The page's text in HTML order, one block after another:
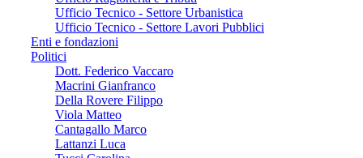
Ufficio Tecnico - Settore Urbanistica
Ufficio Tecnico - Settore Lavori Pubblici
Enti e fondazioni
Politici
Dott. Federico Vaccaro
Macrini Gianfranco
Della Rovere Filippo
Viola Matteo
Cantagallo Marco
Lattanzi Luca